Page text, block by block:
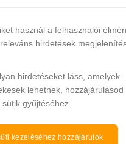
amit a vendégeid
hosszan tartó viseletet biztosít
használ a felhasználói
hirdetések
hirdetéseket láss, amelyek
lehetnek, hozzájárulásod
gyűjtéséhez.
kezeléséhez hozzájárulok